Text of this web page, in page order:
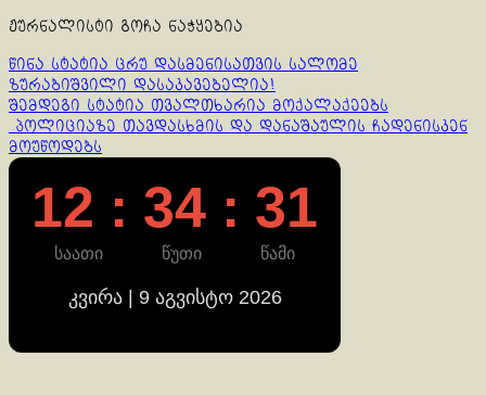
ჟურნალისტი გოჩა ნაჭყებია
Continue
Reading
წინა სტატია ცრუ დასმენისათვის სალომე
ზურაბიშვილი დასაკავებელია!
შემდეგი სტატია თვალთხარია მოქალაქეებს
პოლიციაზე თავდასხმის და დანაშაულის ჩადენისკენ
მოუწოდებს
12 : 34 : 31
საათი წუთი წამი
კვირა | 9 აგვისტო 2026